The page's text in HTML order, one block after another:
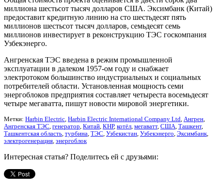
миллиона шестьсот тысяч долларов США. Эксимбанк (Китай)
предоставит кредитную линию на сто шестьдесят пять
миллионов шестьсот тысяч долларов, семьдесят семь
миллионов инвестирует в реконструкцию ТЭС госкомпания
Узбекэнерго.
Ангренская ТЭС введена в режим промышленной
эксплуатации в далеком 1957-ом году и снабжает
электротоком большинство индустриальных и социальных
потребителей области. Установленная мощность семи
энергоблоков предприятия составляет четыреста восемьдесят
четыре мегаватта, пишут новости мировой энергетики.
Метки: Harbin Electric, Harbin Electric International Company Ltd, Ангрен,
Ангренская ТЭС, генератор, Китай, КНР, котёл, мегаватт, США, Ташкент,
Ташкентская область, турбина, ТЭС, Узбекистан, Узбекэнерго, Эксимбанк,
электрогенерация, энергоблок
Интересная статья? Поделитесь ей с друзьями: